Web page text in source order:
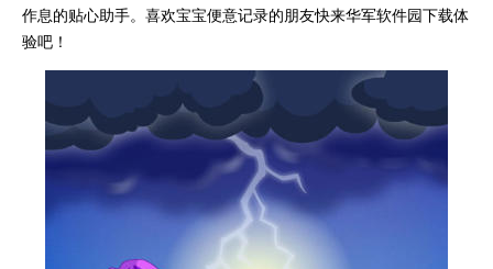
作息的贴心助手。喜欢宝宝便意记录的朋友快来华军软件园下载体
验吧！